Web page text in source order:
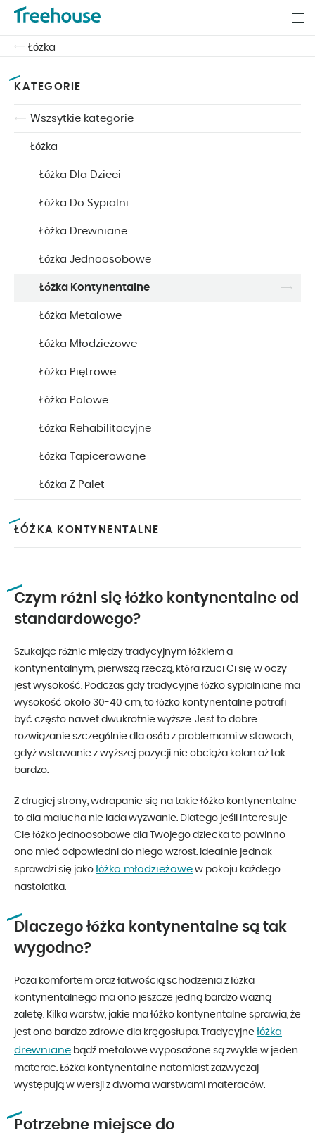
Łóżka
KATEGORIE
Wszsytkie kategorie
Łóżka
Łóżka Dla Dzieci
Łóżka Do Sypialni
Łóżka Drewniane
Łóżka Jednoosobowe
Łóżka Kontynentalne
Łóżka Metalowe
Łóżka Młodzieżowe
Łóżka Piętrowe
Łóżka Polowe
Łóżka Rehabilitacyjne
Łóżka Tapicerowane
Łóżka Z Palet
ŁÓŻKA KONTYNENTALNE
Czym różni się łóżko kontynentalne od
standardowego?
Szukając różnic między tradycyjnym łóżkiem a
kontynentalnym, pierwszą rzeczą, która rzuci Ci się w oczy
jest wysokość. Podczas gdy tradycyjne łóżko sypialniane ma
wysokość około 30-40 cm, to łóżko kontynentalne potrafi
być często nawet dwukrotnie wyższe. Jest to dobre
rozwiązanie szczególnie dla osób z problemami w stawach,
gdyż wstawanie z wyższej pozycji nie obciąża kolan aż tak
bardzo.
Z drugiej strony, wdrapanie się na takie łóżko kontynentalne
to dla malucha nie lada wyzwanie. Dlatego jeśli interesuje
Cię łóżko jednoosobowe dla Twojego dziecka to powinno
ono mieć odpowiedni do niego wzrost. Idealnie jednak
sprawdzi się jako łóżko młodzieżowe w pokoju każdego
nastolatka.
Dlaczego łóżka kontynentalne są tak
wygodne?
Poza komfortem oraz łatwością schodzenia z łóżka
kontynentalnego ma ono jeszcze jedną bardzo ważną
zaletę. Kilka warstw, jakie ma łóżko kontynentalne sprawia, że
jest ono bardzo zdrowe dla kręgosłupa. Tradycyjne łóżka
drewniane bądź metalowe wyposażone są zwykle w jeden
materac. Łóżka kontynentalne natomiast zazwyczaj
występują w wersji z dwoma warstwami materaców.
Potrzebne miejsce do